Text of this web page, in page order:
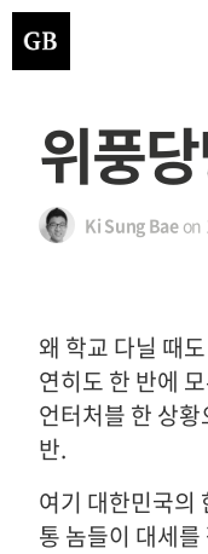
위풍
Ki Sung Baeon
왜 학교 다닐 때
연히도 한 반에
언터처블 한 상
반.
여기 대한민국의
통 놈들이 대세